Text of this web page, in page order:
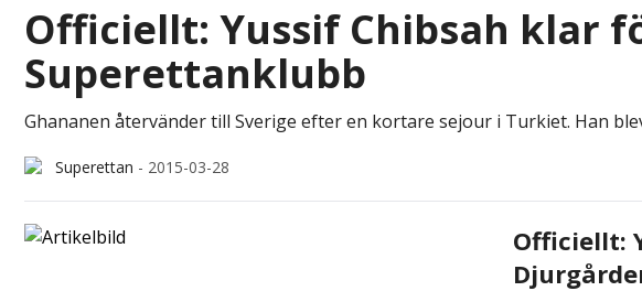
Officiellt: Yussif Chibsah klar
Superettanklubb
Ghananen återvänder till Sverige efter en kortare sejour i Turkiet. Han
Superettan - 2015-03-28
Officiellt: